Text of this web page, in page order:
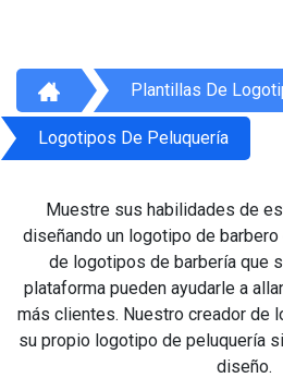
Plantillas De
Logotipos De Peluquería
Muestre sus habilidades de
diseñando un logotipo de
de logotipos de barbería que
plataforma pueden ayudarle a
más clientes. Nuestro creador de
su propio logotipo de peluquería
diseño.